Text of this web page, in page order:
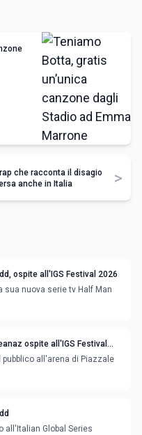
che racconta il disagio
anche in Italia
>
ospite all'IGS Festival 2026
sua nuova serie tv Half Man
ospite all'IGS Festival
pubblico all'arena di Piazzale
all'Italian Global Series